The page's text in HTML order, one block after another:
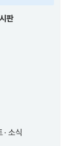
판
· 소식